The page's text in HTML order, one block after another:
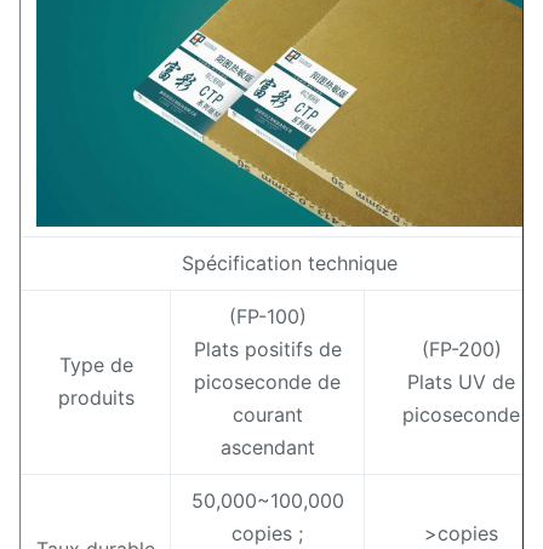
Spécification technique
Type de
produits
(FP-100)
Plats positifs de
picoseconde de
courant
ascendant
(FP-200)
Plats UV de
picoseconde
50,000~100,000
copies ;
>copies